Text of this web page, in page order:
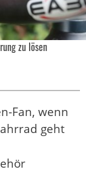
zu lösen
Fan, wenn
geht